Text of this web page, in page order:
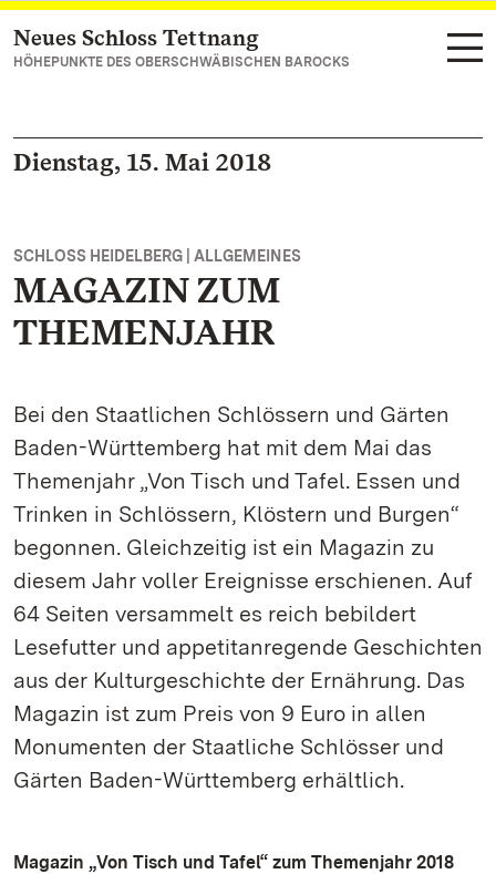
Zum Hauptinhalt springen
Neues Schloss Tettnang
HÖHEPUNKTE DES OBERSCHWÄBISCHEN BAROCKS
Dienstag, 15. Mai 2018
SCHLOSS HEIDELBERG | ALLGEMEINES
MAGAZIN ZUM
THEMENJAHR
Bei den Staatlichen Schlössern und Gärten
Baden-Württemberg hat mit dem Mai das
Themenjahr „Von Tisch und Tafel. Essen und
Trinken in Schlössern, Klöstern und Burgen“
begonnen. Gleichzeitig ist ein Magazin zu
diesem Jahr voller Ereignisse erschienen. Auf
64 Seiten versammelt es reich bebildert
Lesefutter und appetitanregende Geschichten
aus der Kulturgeschichte der Ernährung. Das
Magazin ist zum Preis von 9 Euro in allen
Monumenten der Staatliche Schlösser und
Gärten Baden-Württemberg erhältlich.
Magazin „Von Tisch und Tafel“ zum Themenjahr 2018